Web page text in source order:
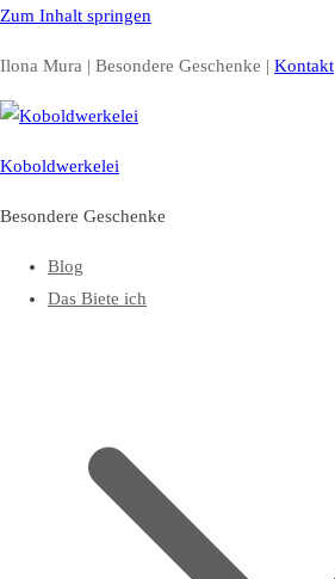
Zum Inhalt springen
Ilona Mura | Besondere Geschenke | Kontakt
Koboldwerkelei
Besondere Geschenke
Blog
Das Biete ich